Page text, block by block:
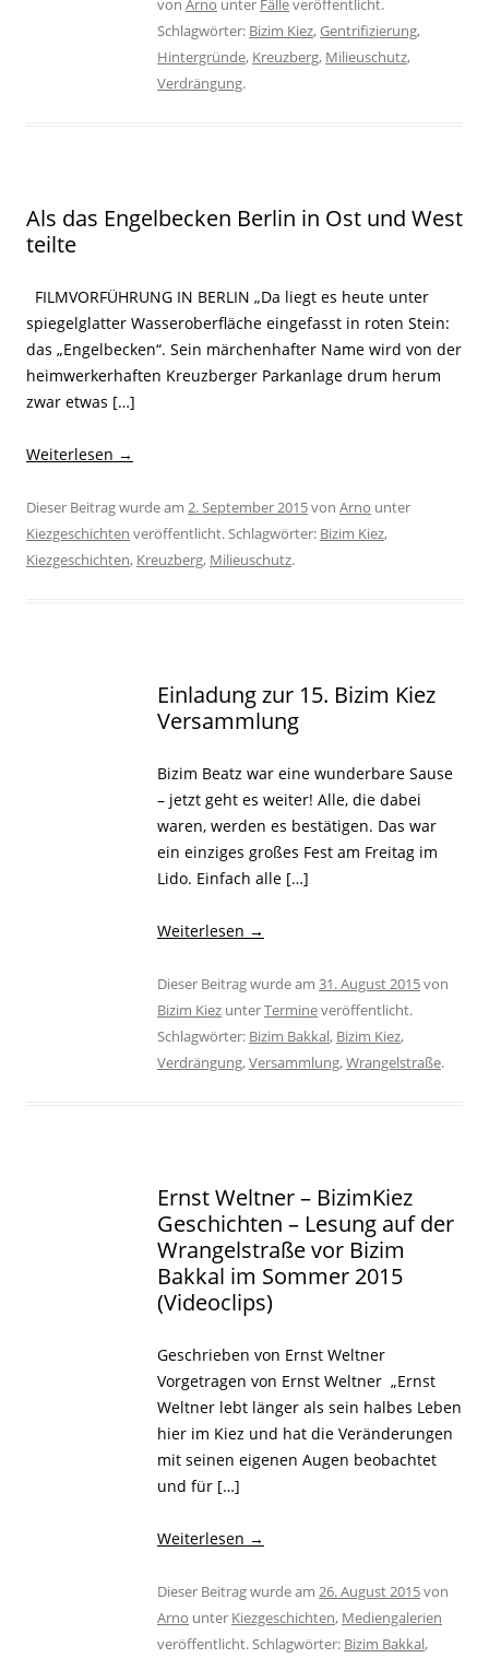
von Arno unter Fälleveröffentlicht.
Schlagwörter: Bizim Kiez,Gentrifizierung,
Hintergründe, Kreuzberg, Milieuschutz,
Verdrängung.
Als das Engelbecken Berlin in Ost und West
teilte
FILMVORFÜHRUNG IN BERLIN „Da liegt es heute unter
spiegelglatter Wasseroberfläche eingefasst in roten Stein:
das „Engelbecken“. Sein märchenhafter Name wird von der
heimwerkerhaften Kreuzberger Parkanlage drum herum
zwar etwas […]
Weiterlesen →
Dieser Beitrag wurde am 2. September 2015von Arno unter
Kiezgeschichten veröffentlicht. Schlagwörter: Bizim Kiez,
Kiezgeschichten, Kreuzberg, Milieuschutz.
Einladung zur 15. Bizim Kiez
Versammlung
Bizim Beatz war eine wunderbare Sause
– jetzt geht es weiter! Alle, die dabei
waren, werden es bestätigen. Das war
ein einziges großes Fest am Freitag im
Lido. Einfach alle […]
Weiterlesen →
Dieser Beitrag wurde am 31. August 2015von
Bizim Kiez unterTermineveröffentlicht.
Schlagwörter: Bizim Bakkal, Bizim Kiez,
Verdrängung,Versammlung,Wrangelstraße.
Ernst Weltner – BizimKiez
Geschichten – Lesung auf der
Wrangelstraße vor Bizim
Bakkal im Sommer 2015
(Videoclips)
Geschrieben von Ernst Weltner
Vorgetragen von Ernst Weltner „Ernst
Weltner lebt länger als sein halbes Leben
hier im Kiez und hat die Veränderungen
mit seinen eigenen Augen beobachtet
und für […]
Weiterlesen →
Dieser Beitrag wurde am 26. August 2015von
Arno unter Kiezgeschichten, Mediengalerien
veröffentlicht. Schlagwörter: Bizim Bakkal,